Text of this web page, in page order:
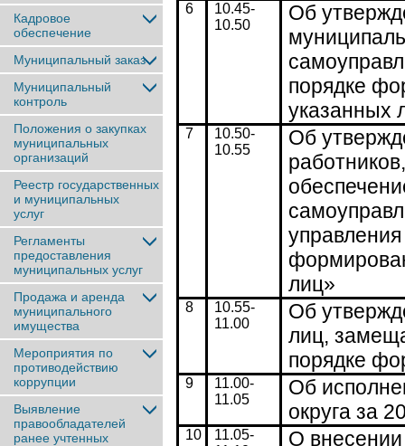
Кадровое
обеспечение
Муниципальный заказ
Муниципальный
контроль
Положения о закупках
муниципальных
организаций
Реестр государственных
и муниципальных
услуг
Регламенты
предоставления
муниципальных услуг
Продажа и аренда
муниципального
имущества
Мероприятия по
противодействию
коррупции
Выявление
правообладателей
ранее учтенныx
6 10.45-
10.50
Об
порядке
указанных
7
10.50-
10.55
Об
лиц»
8
10.55-
11.00
Об
лиц,
порядке
9
11.00-
11.05
Об
округа за
10
11.05-
О